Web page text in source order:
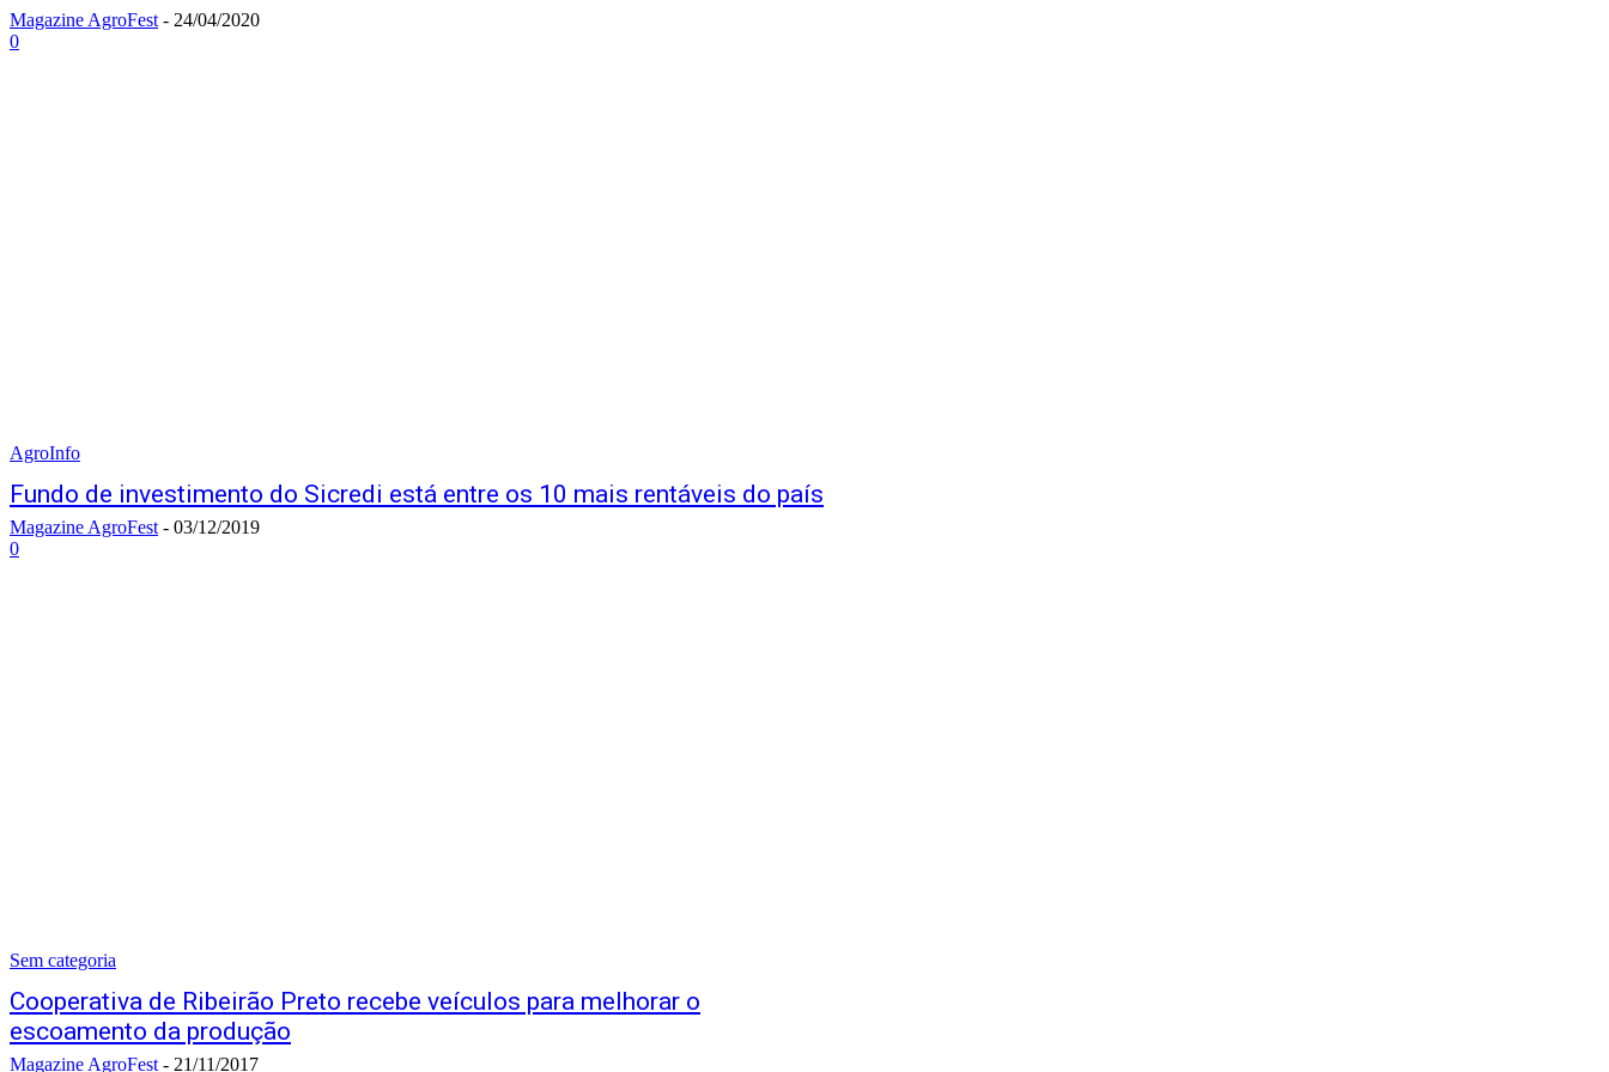
Magazine AgroFest - 24/04/2020
0
AgroInfo
Fundo de investimento do Sicredi está entre os 10 mais rentáveis do país
Magazine AgroFest - 03/12/2019
0
Sem categoria
Cooperativa de Ribeirão Preto recebe veículos para melhorar o
escoamento da produção
Magazine AgroFest - 21/11/2017